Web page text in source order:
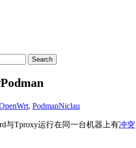
, PodmanNiclau
与Tproxy运行在同一台机器上有冲突